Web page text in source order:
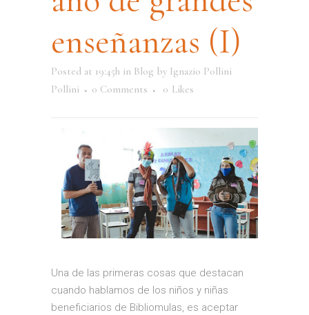
enseñanzas (I)
Posted at 19:45h in Blog by Ignazio Pollini
Pollini
0 Comments 0 Likes
Una de las primeras cosas que destacan
cuando hablamos de los niños y niñas
beneficiarios de Bibliomulas, es aceptar